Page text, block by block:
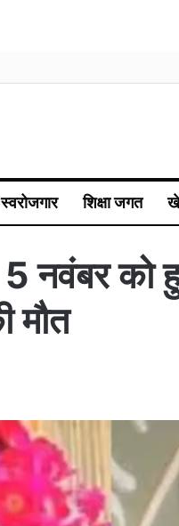
शिक्षा जगत
नवंबर को
मौत